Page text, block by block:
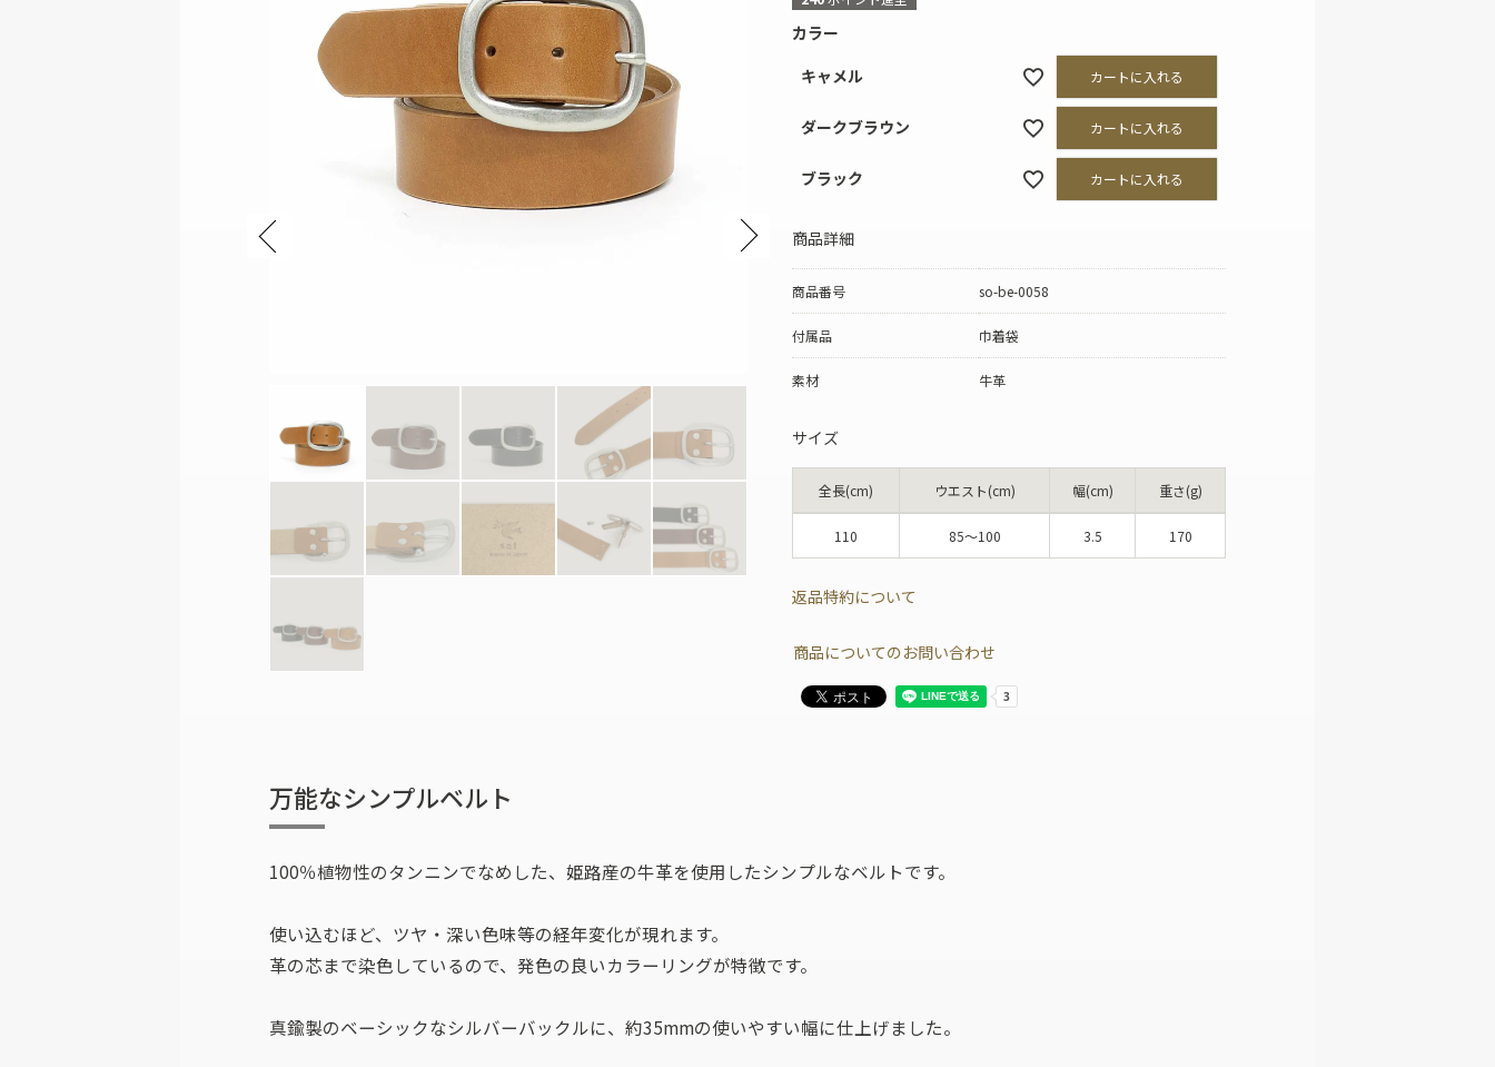
ファスナー付き財布 ボディバッグ ステーショナリー
Next
カラー
キャメル
カートに入れる
ダークブラウン カートに入れる
ブラック カートに入れる
商品詳細
商品番号 so-be-0058
付属品 巾着袋
素材 牛革
サイズ
全長(cm) ウエスト(cm) 幅(cm) 重さ(g)
110 85～100 3.5 170
返品特約について
商品についてのお問い合わせ
万能なシンプルベルト
100％植物性のタンニンでなめした、姫路産の牛革を使用したシンプルなベルトです。
使い込むほど、ツヤ・深い色味等の経年変化が現れます。
革の芯まで染色しているので、発色の良いカラーリングが特徴です。
真鍮製のベーシックなシルバーバックルに、約35mmの使いやすい幅に仕上げました。